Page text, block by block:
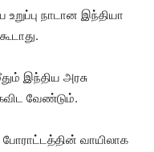
நாடான இந்தியா
இந்திய அரசு
வேண்டும்.
வாயிலாக